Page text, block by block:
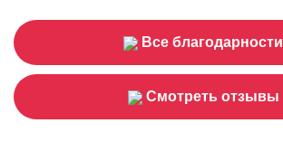
Все благодарности
Смотреть отзывы